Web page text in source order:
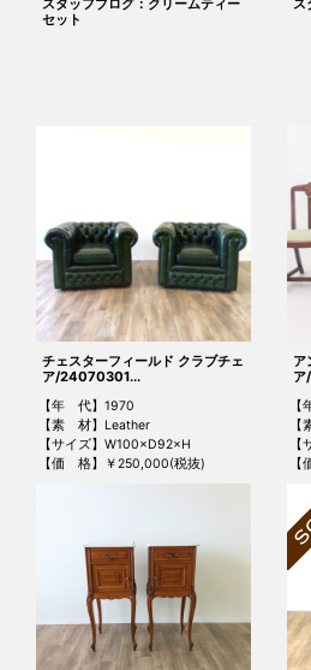
スタッフブログ：クリームティー
セット
ス
チェスターフィールド クラブチェ
ア/24070301...
【年 代】1970
【素 材】Leather
【サイズ】W100×D92×H
【価 格】￥250,000(税抜)
ア
ア